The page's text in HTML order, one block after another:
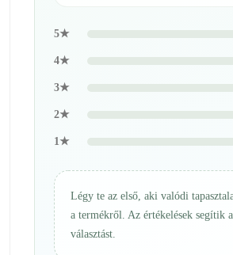
5★
4★
3★
2★
1★
Légy te az első, aki valódi
a termékről. Az értékelések segítik
választást.